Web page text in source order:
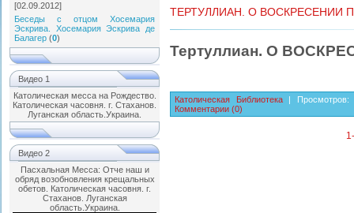
[02.09.2012]
Беседы с отцом Хосемария
Эскрива. Хосемария Эскрива де
Балагер (0)
Видео 1
Католическая месса на Рождество.
Католическая часовня. г. Стаханов.
Луганская область.Украина.
Видео 2
Пасхальная Месса: Отче наш и
обряд возобновления крещальных
обетов. Католическая часовня. г.
Стаханов. Луганская
область.Украина.
ТЕРТУЛЛИАН. О ВОСКРЕСЕНИИ
Тертуллиан. О
Католическая Библиотека| Просмотров:
Комментарии (0)